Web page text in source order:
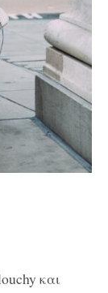
και